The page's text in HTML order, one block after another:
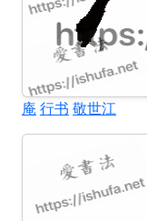
庵 行书 敬世江